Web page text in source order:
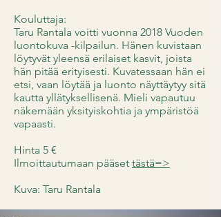
Kouluttaja:
Taru Rantala voitti vuonna 2018 Vuoden
luontokuva -kilpailun. Hänen kuvistaan
löytyvät yleensä erilaiset kasvit, joista
hän pitää erityisesti. Kuvatessaan hän ei
etsi, vaan löytää ja luonto näyttäytyy sitä
kautta yllätyksellisenä. Mieli vapautuu
näkemään yksityiskohtia ja ympäristöä
vapaasti.
Hinta 5 €
Ilmoittautumaan pääset tästä=>
Kuva: Taru Rantala